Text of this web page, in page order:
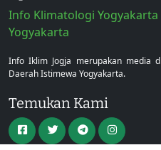
Info Klimatologi Yogyakarta
Yogyakarta
Info Iklim Jogja merupakan media
Daerah Istimewa Yogyakarta.
Temukan Kami